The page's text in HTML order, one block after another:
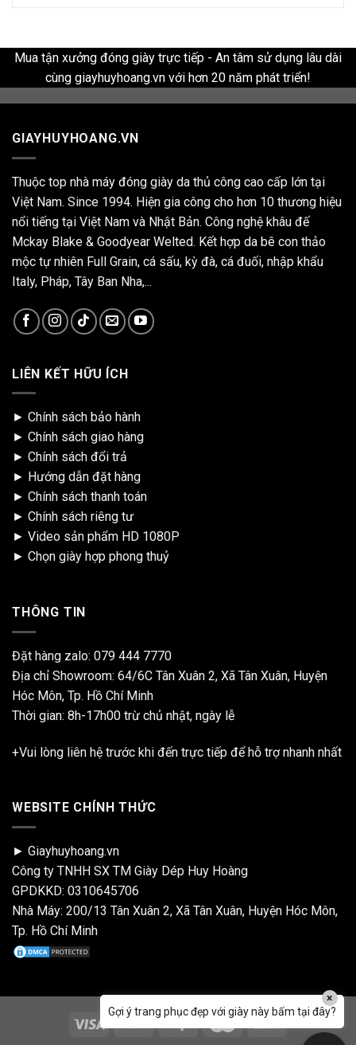
Mua tận xưởng đóng giày trực tiếp - An tâm sử dụng lâu dài
cùng giayhuyhoang.vn với hơn 20 năm phát triển!
GIAYHUYHOANG.VN
Thuộc top nhà máy đóng giày da thủ công cao cấp lớn tại
Việt Nam. Since 1994. Hiện gia công cho hơn 10 thương hiệu
nổi tiếng tại Việt Nam và Nhật Bản. Công nghệ khâu đế
Mckay Blake & Goodyear Welted. Kết hợp da bê con thảo
mộc tự nhiên Full Grain, cá sấu, kỳ đà, cá đuối, nhập khẩu
Italy, Pháp, Tây Ban Nha,...
LIÊN KẾT HỮU ÍCH
► Chính sách bảo hành
► Chính sách giao hàng
► Chính sách đổi trả
► Hướng dẫn đặt hàng
► Chính sách thanh toán
► Chính sách riêng tư
► Video sản phẩm HD 1080P
► Chọn giày hợp phong thuỷ
THÔNG TIN
Đặt hàng zalo: 079 444 7770
Địa chỉ Showroom: 64/6C Tân Xuân 2, Xã Tân Xuân, Huyện
Hóc Môn, Tp. Hồ Chí Minh
Thời gian: 8h-17h00 trừ chủ nhật, ngày lễ
+Vui lòng liên hệ trước khi đến trực tiếp để hỗ trợ nhanh nhất
WEBSITE CHÍNH THỨC
► Giayhuyhoang.vn
Công ty TNHH SX TM Giày Dép Huy Hoàng
GPDKKD: 0310645706
Nhà Máy: 200/13 Tân Xuân 2, Xã Tân Xuân, Huyện Hóc Môn,
Tp. Hồ Chí Minh
Gợi ý trang phục đẹp với giày này bấm tại đây?
×